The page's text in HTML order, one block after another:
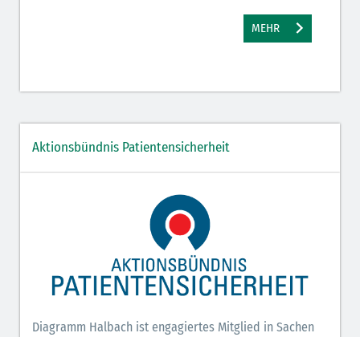
MEHR
Aktionsbündnis Patientensicherheit
Diagramm Halbach ist engagiertes Mitglied in Sachen